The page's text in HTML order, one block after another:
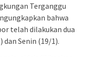
Terganggu
bahwa
telah dilakukan dua
Senin (19/1).